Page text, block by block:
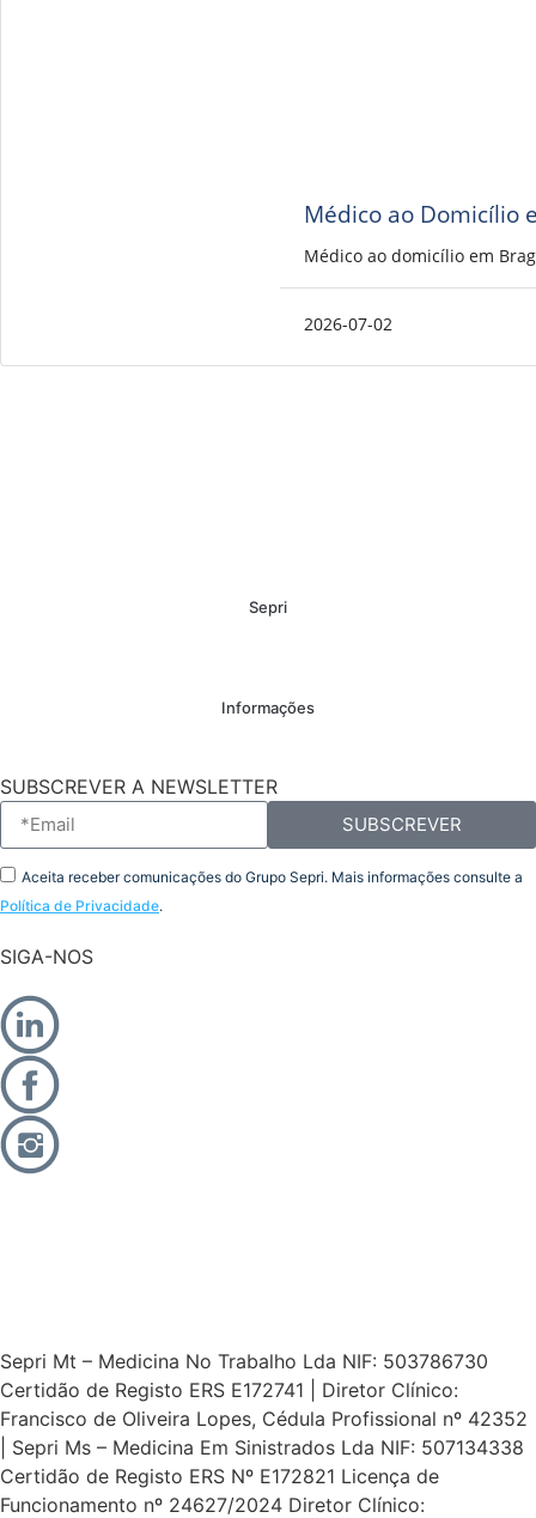
Médico ao Domicílio
Médico ao domicílio em
2026-07-02
Sepri
Informações
SUBSCREVER A NEWSLETTER
Aceita receber comunicações do Grupo Sepri. Mais informações consulte a
Política de Privacidade.
SUBSCREVER
SIGA-NOS
Sepri Mt – Medicina No Trabalho Lda NIF: 503786730
Certidão de Registo ERS E172741 | Diretor Clínico:
Francisco de Oliveira Lopes, Cédula Profissional nº 42352
| Sepri Ms – Medicina Em Sinistrados Lda NIF: 507134338
Certidão de Registo ERS Nº E172821 Licença de
Funcionamento nº 24627/2024 Diretor Clínico: